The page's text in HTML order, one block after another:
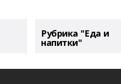
Рубрика "Еда и
напитки"